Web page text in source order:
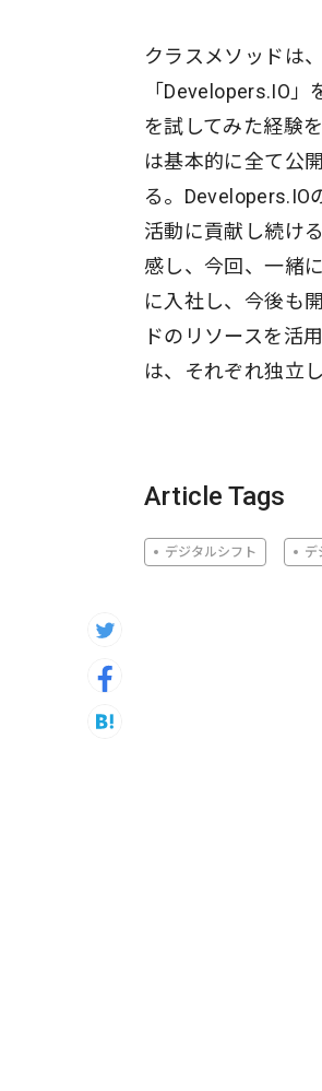
クラスメソッドは
「Developers.IO
を試してみた経験
は基本的に全て公
る。Developers.IO
活動に貢献し続け
感し、今回、一緒
に入社し、今後も
ドのリソースを活
は、それぞれ独立
Article Tags
デジタルシフト デ